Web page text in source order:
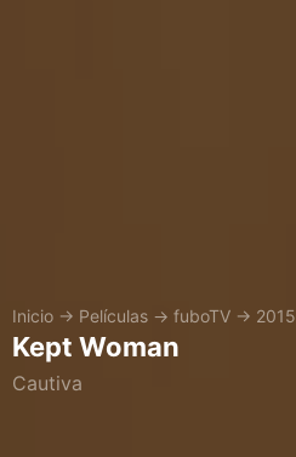
Inicio → Películas → fuboTV → 2015
Kept Woman
Cautiva